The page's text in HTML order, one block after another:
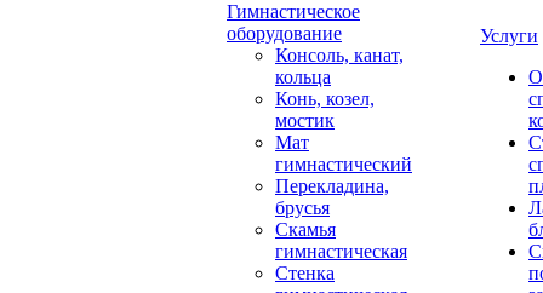
Гимнастическое
оборудование
Консоль, канат,
кольца
Конь, козел,
мостик
Мат
гимнастический
Перекладина,
брусья
Скамья
гимнастическая
Стенка
Услуги